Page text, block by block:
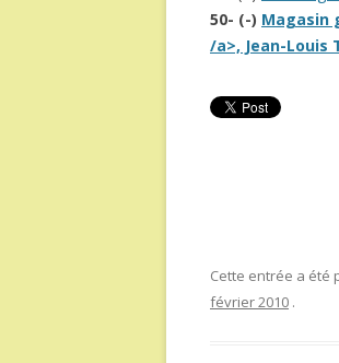
50- (-) Magasin
/a>, Jean-Louis
Cette entrée a été
février 2010 .